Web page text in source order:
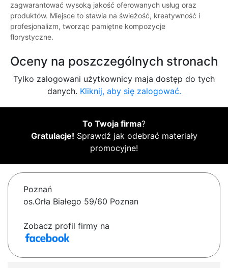
zagwarantować wysoką jakość oferowanych usług oraz
produktów. Miejsce to stawia na świeżość, kreatywność i
profesjonalizm, tworząc pamiętne kompozycje
florystyczne.
Oceny na poszczególnych stronach
Tylko zalogowani użytkownicy maja dostęp do tych
danych. Kliknij, aby się zalogować.
To Twoja firma?
Gratulacje! Sprawdź jak odebrać materiały
promocyjne!
Poznań
os.Orła Białego 59/60 Poznan
Zobacz profil firmy na